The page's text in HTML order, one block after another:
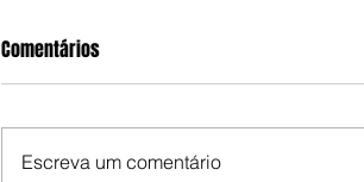
Comentários
Escreva um comentário